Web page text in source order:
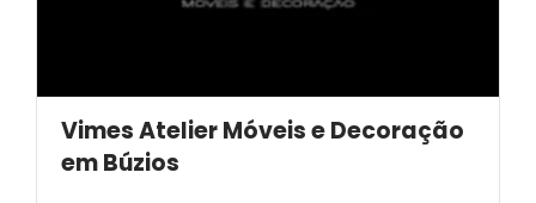
Vimes Atelier Móveis e Decoração
em Búzios